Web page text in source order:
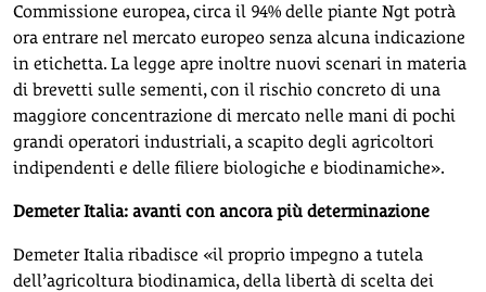
Commissione europea, circa il 94% delle piante Ngt potrà
ora entrare nel mercato europeo senza alcuna indicazione
in etichetta. La legge apre inoltre nuovi scenari in materia
di brevetti sulle sementi, con il rischio concreto di una
maggiore concentrazione di mercato nelle mani di pochi
grandi operatori industriali, a scapito degli agricoltori
indipendenti e delle filiere biologiche e biodinamiche».
Demeter Italia: avanti con ancora più determinazione
Demeter Italia ribadisce «il proprio impegno a tutela
dell’agricoltura biodinamica, della libertà di scelta dei